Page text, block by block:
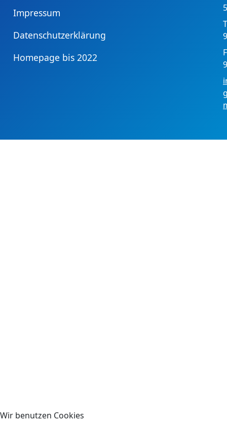
Impressum
Datenschutzerklärung
Homepage bis 2022
Wir benutzen Cookies